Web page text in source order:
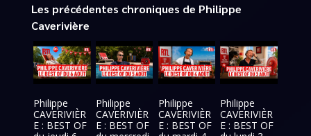
Les précédentes chroniques de Philippe
Caverivière
Philippe
CAVERIVIÈR
E : BEST OF
Philippe
CAVERIVIÈR
E : BEST OF
Philippe
CAVERIVIÈR
E : BEST OF
Philippe
CAVERIVIÈR
E : BEST OF